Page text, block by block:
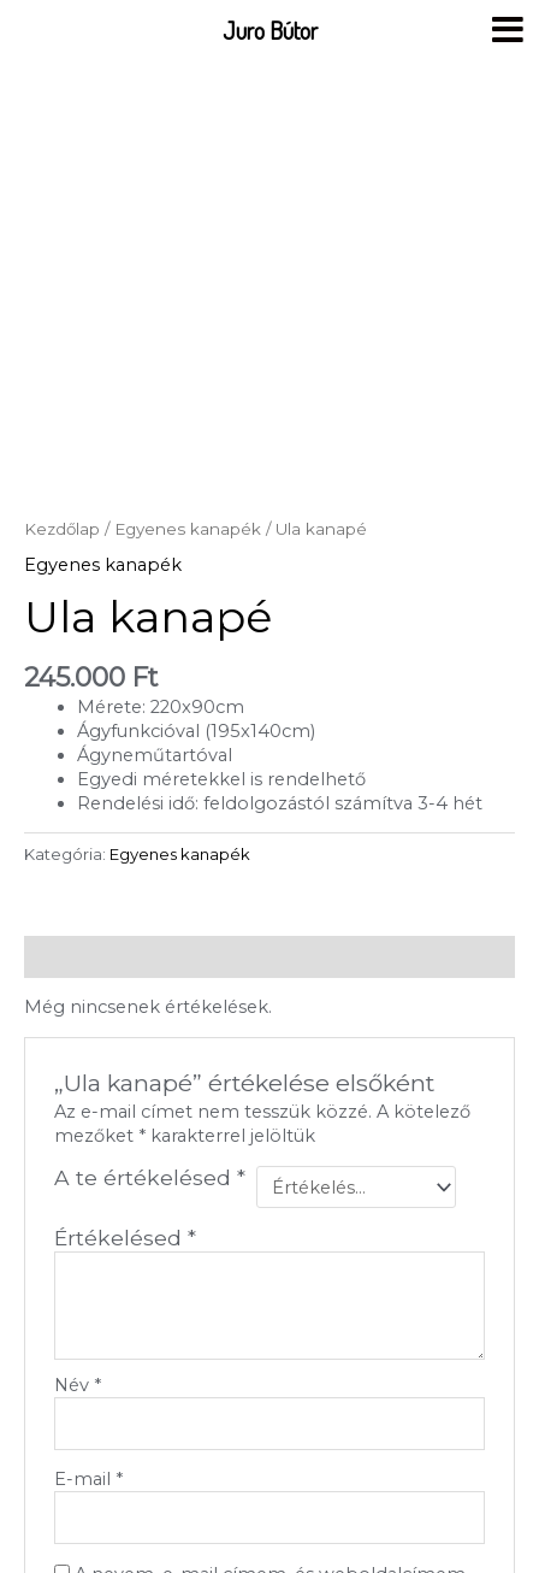
Kezdőlap / Egyenes kanapék / Ula kanapé
Egyenes kanapék
Ula kanapé
245.000 Ft
Mérete: 220x90cm
Ágyfunkcióval (195x140cm)
Ágyneműtartóval
Egyedi méretekkel is rendelhető
Rendelési idő: feldolgozástól számítva 3-4 hét
Kategória: Egyenes kanapék
Még nincsenek értékelések.
„Ula kanapé” értékelése elsőként
Az e-mail címet nem tesszük közzé. A kötelező
mezőket * karakterrel jelöltük
A te értékelésed*
Értékelésed*
Név *
E-mail *
Juro Bútor